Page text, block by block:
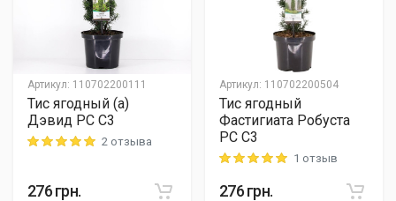
Артикул: 110702200111
Тис ягодный (а)
Дэвид PC C3
Rating: 5 out of 52 отзыва
276грн.
Артикул: 110702200504
Тис ягодный
Фастигиата Робуста
PC C3
Rating: 5 out of 51 отзыв
276грн.